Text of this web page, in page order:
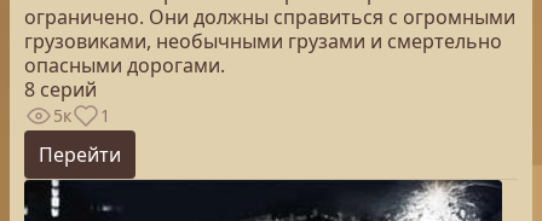
ограничено. Они должны справиться с огромными
грузовиками, необычными грузами и смертельно
опасными дорогами.
8 серий
5к 1
Перейти